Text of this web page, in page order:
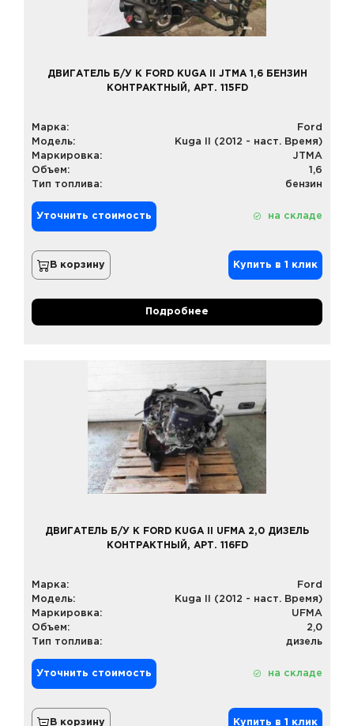
ДВИГАТЕЛЬ Б/У К FORD KUGA II JTMA 1,6 БЕНЗИН
КОНТРАКТНЫЙ, АРТ. 115FD
Марка:
Ford
Модель:
Kuga II (2012 - наст. Время)
Маркировка:
JTMA
Объем:
1,6
Тип топлива:
бензин
Уточнить стоимость на складе
В корзину Купить в 1 клик
Подробнее
ДВИГАТЕЛЬ Б/У К FORD KUGA II UFMA 2,0 ДИЗЕЛЬ
КОНТРАКТНЫЙ, АРТ. 116FD
Марка:
Ford
Модель:
Kuga II (2012 - наст. Время)
Маркировка:
UFMA
Объем:
2,0
Тип топлива:
дизель
Уточнить стоимость на складе
В корзину Купить в 1 клик